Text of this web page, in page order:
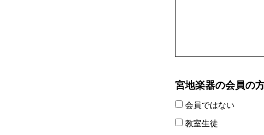
宮地楽器の会員の
会員ではない
教室生徒